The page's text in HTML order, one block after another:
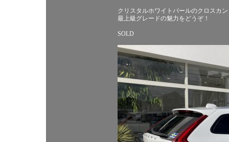
クリスタルホワイトパールのクロスカ
最上級グレードの魅力をどうぞ！
SOLD